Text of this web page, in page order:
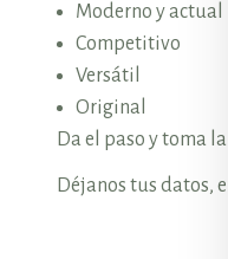
Moderno y actual
Competitivo
Versátil
Original
Da el paso y toma
Déjanos tus datos,